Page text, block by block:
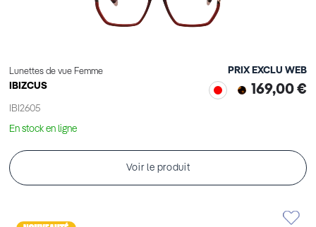
Lunettes de vue Femme
IBIZCUS
IBI2605
PRIX EXCLU WEB
169,00 €
En stock en ligne
Voir le produit